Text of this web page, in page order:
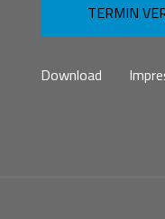
TERMIN
Download